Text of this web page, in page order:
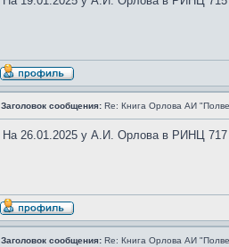
Заголовок сообщения: Re: Книга Орлова АИ
На 26.01.2025 у А.И. Орлова в РИНЦ 717
Заголовок сообщения: Re: Книга Орлова АИ